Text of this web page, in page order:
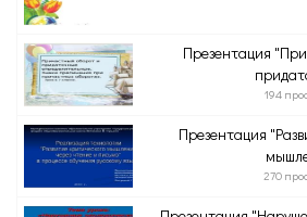
Презентация
194
Презентация
270